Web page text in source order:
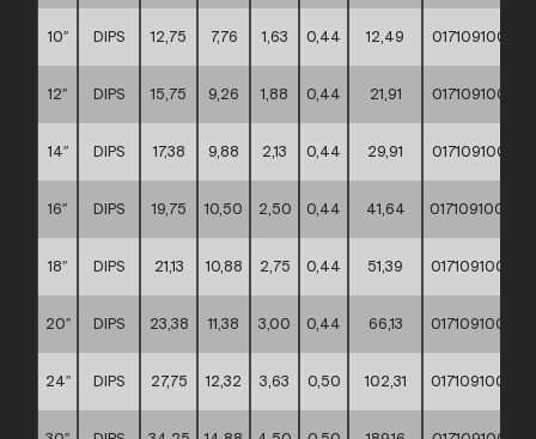
10″ DIPS 12,75 7,76 1,63 0,44 12,49
12″ DIPS 15,75 9,26 1,88 0,44 21,91
14″ DIPS 17,38 9,88 2,13 0,44 29,91
16″ DIPS 19,75 10,50 2,50 0,44 41,64
18″ DIPS 21,13 10,88 2,75 0,44 51,39
20″ DIPS 23,38 11,38 3,00 0,44 66,13
24″ DIPS 27,75 12,32 3,63 0,50 102,31